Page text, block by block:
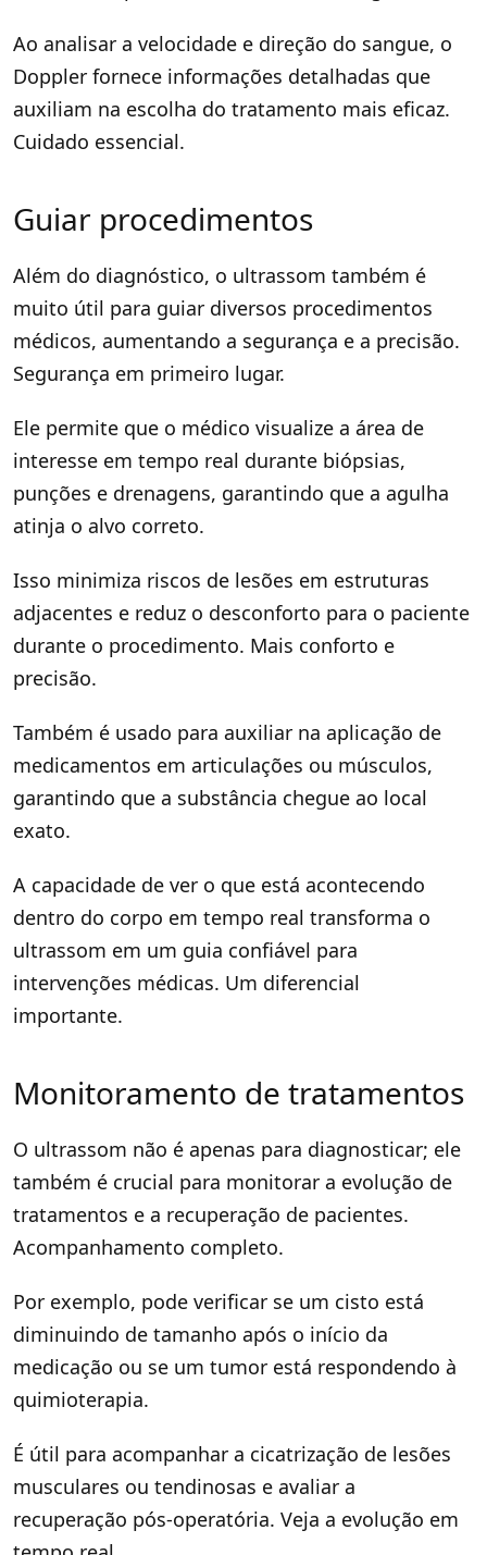
Ao analisar a velocidade e direção do sangue, o
Doppler fornece informações detalhadas que
auxiliam na escolha do tratamento mais eficaz.
Cuidado essencial.
Guiar procedimentos
Além do diagnóstico, o ultrassom também é
muito útil para guiar diversos procedimentos
médicos, aumentando a segurança e a precisão.
Segurança em primeiro lugar.
Ele permite que o médico visualize a área de
interesse em tempo real durante biópsias,
punções e drenagens, garantindo que a agulha
atinja o alvo correto.
Isso minimiza riscos de lesões em estruturas
adjacentes e reduz o desconforto para o paciente
durante o procedimento. Mais conforto e
precisão.
Também é usado para auxiliar na aplicação de
medicamentos em articulações ou músculos,
garantindo que a substância chegue ao local
exato.
A capacidade de ver o que está acontecendo
dentro do corpo em tempo real transforma o
ultrassom em um guia confiável para
intervenções médicas. Um diferencial
importante.
Monitoramento de tratamentos
O ultrassom não é apenas para diagnosticar; ele
também é crucial para monitorar a evolução de
tratamentos e a recuperação de pacientes.
Acompanhamento completo.
Por exemplo, pode verificar se um cisto está
diminuindo de tamanho após o início da
medicação ou se um tumor está respondendo à
quimioterapia.
É útil para acompanhar a cicatrização de lesões
musculares ou tendinosas e avaliar a
recuperação pós-operatória. Veja a evolução em